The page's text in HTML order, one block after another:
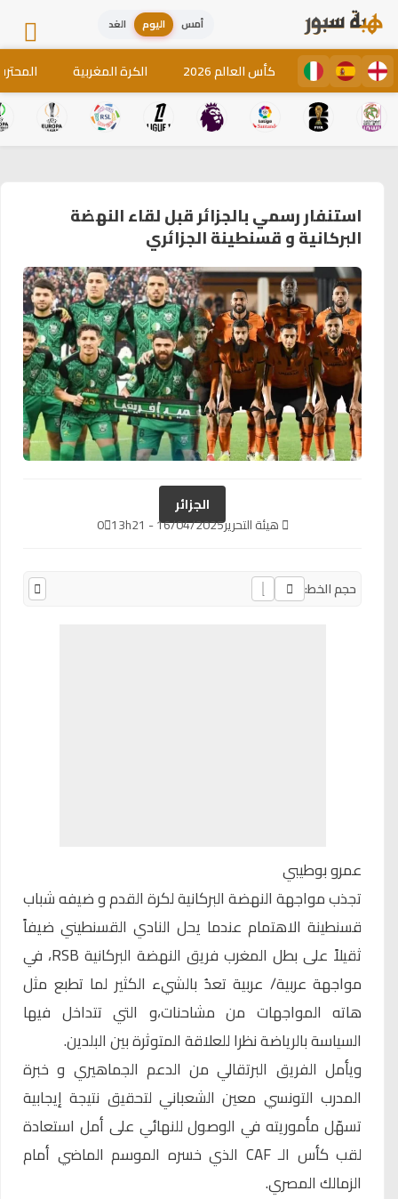
أمس اليوم الغد
كأس العالم 2026 الكرة المغربية
استنفار رسمي بالجزائر قبل لقاء النهضة
البركانية و قسنطينة الجزائري
الجزائر
هيئة التحرير16/04/2025 - 13h21
0
حجم الخط:
عمرو بوطيبي
تجذب مواجهة النهضة البركانية لكرة القدم و ضيفه شباب
قسنطينة الاهتمام عندما يحل النادي القسنطيني ضيفاً
ثقيلاً على بطل المغرب فريق النهضة البركانية RSB، في
مواجهة عربية/ عربية تعدُ بالشيء الكثير لما تطبع مثل
هاته المواجهات من مشاحنات،و التي تتداخل فيها
السياسة بالرياضة نظرا للعلاقة المتوثرة بين البلدين.
ويأمل الفريق البرتقالي من الدعم الجماهيري و خبرة
المدرب التونسي معين الشعباني لتحقيق نتيجة إيجابية
تسهّل مأموريته في الوصول للنهائي على أمل استعادة
لقب كأس الـ CAF الذي خسره الموسم الماضي أمام
الزمالك المصري.